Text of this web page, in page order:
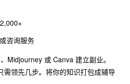
咨询服务
Midjourney 或 Canva 建立副业。
领先几步。将你的知识打包成辅导